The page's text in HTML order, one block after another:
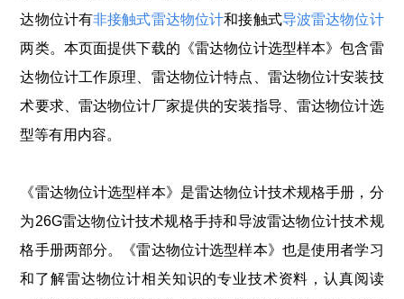
达物位计有非接触式雷达物位计和接触式导波雷达物位计
两类。本页面提供下载的《雷达物位计选型样本》包含雷
达物位计工作原理、雷达物位计特点、雷达物位计安装技
术要求、雷达物位计厂家提供的安装指导、雷达物位计选
型等有用内容。
《雷达物位计选型样本》是雷达物位计技术规格手册，分
为26G雷达物位计技术规格手持和导波雷达物位计技术规
格手册两部分。《雷达物位计选型样本》也是使用者学习
和了解雷达物位计相关知识的专业技术资料，认真阅读